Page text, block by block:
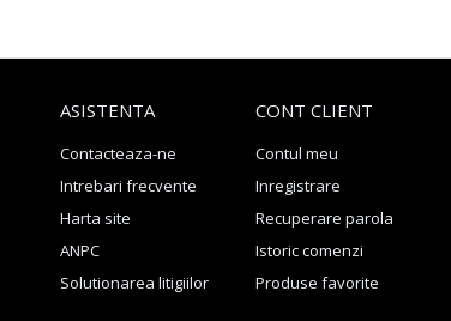
ASISTENTA
Contacteaza-ne
Intrebari frecvente
Harta site
ANPC
Solutionarea litigiilor
CONT CLIENT
Contul meu
Inregistrare
Recuperare parola
Istoric comenzi
Produse favorite